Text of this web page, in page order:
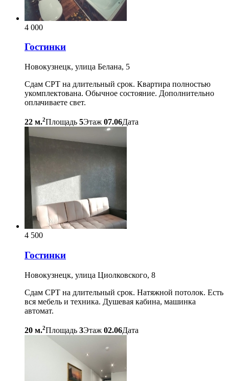
4 000
Гостинки
Новокузнецк, улица Белана, 5
Сдам СРТ на длительный срок. Квартира полностью
укомплектована. Обычное состояние. Дополнительно
оплачиваете свет.
22 м.2Площадь 5Этаж 07.06Дата
4 500
Гостинки
Новокузнецк, улица Циолковского, 8
Сдам СРТ на длительный срок. Натяжной потолок. Есть
вся мебель и техника. Душевая кабина, машинка
автомат.
20 м.2Площадь 3Этаж 02.06Дата